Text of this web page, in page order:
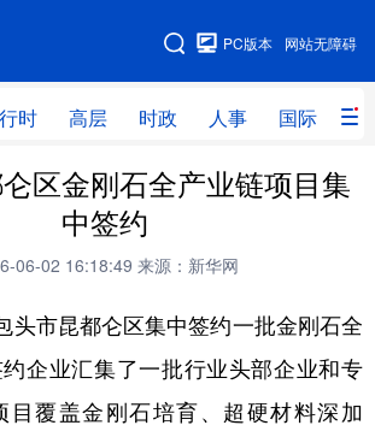
网站无障碍
PC版本
时 高层 时政 人事 国际 财
网站地图
高层 时政 人事
全球连线
科创 量子 体育
书画 健康 军事
区金刚石全产业链项目集
中签约
06-02 16:18:49 来源：新华网
市昆都仑区集中签约一批金刚石全
企业汇集了一批行业头部企业和专
目覆盖金刚石培育、超硬材料深加